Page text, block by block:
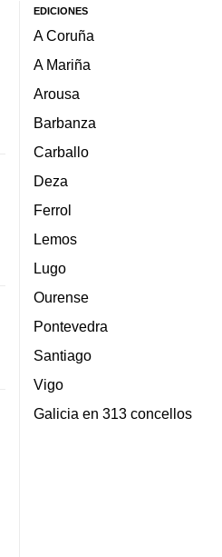
EDICIONES
A Coruña
A Mariña
Arousa
Barbanza
Carballo
Deza
Ferrol
Lemos
Lugo
Ourense
Pontevedra
Santiago
Vigo
Galicia en 313 concellos